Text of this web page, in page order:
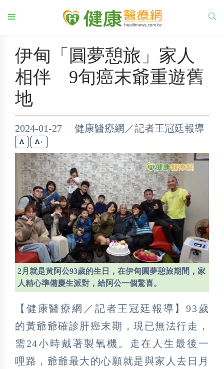
伊甸「圓夢憩旅」家人
相伴 9旬癌末爺重遊舊
地
2024-01-27 健康醫療網／記者王冠廷報導
+
2月就是黃阿公93歲的生日，在伊甸圓夢憩旅期間，家
人精心準備慶生派對，給阿公一個驚喜。
【健康醫療網／記者王冠廷報導】93歲
的黃爺爺確診肝癌末期，現已無法行走，
需24小時戴著製氧機。走在人生最後一
哩路，爺爺最大的心願就是與家人去日月